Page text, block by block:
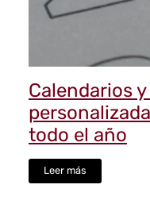
Calendarios
todo el año
Leer más